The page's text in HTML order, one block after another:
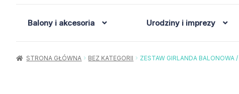
Balony i akcesoria Urodziny i imprezy
STRONA GŁÓWNA BEZ KATEGORII ZESTAW GIRLANDA